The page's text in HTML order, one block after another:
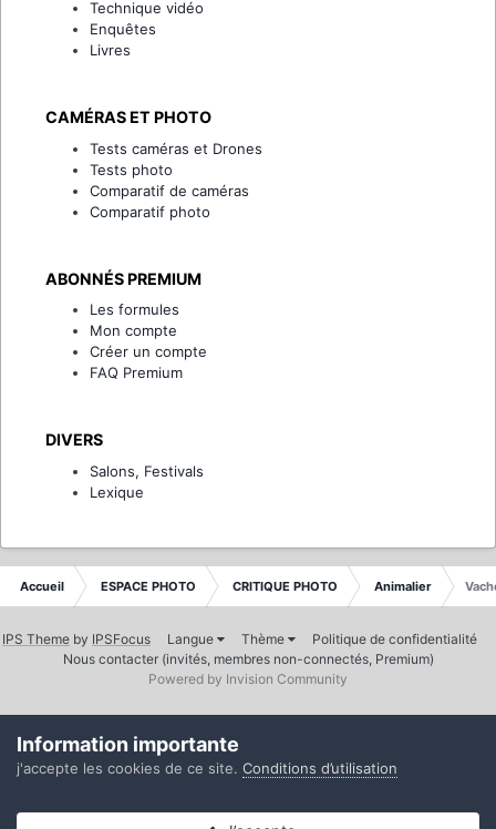
Technique vidéo
Enquêtes
Livres
CAMÉRAS ET PHOTO
Tests caméras et Drones
Tests photo
Comparatif de caméras
Comparatif photo
ABONNÉS PREMIUM
Les formules
Mon compte
Créer un compte
FAQ Premium
DIVERS
Salons, Festivals
Lexique
Accueil ESPACE PHOTO CRITIQUE PHOTO Animalier
IPS Theme by IPSFocus Langue Thème
Politique de confidentialité
Nous contacter (invités, membres non-connectés, Premium)
Powered by Invision Community
Information importante
j'accepte les cookies de ce site. Conditions d’utilisation